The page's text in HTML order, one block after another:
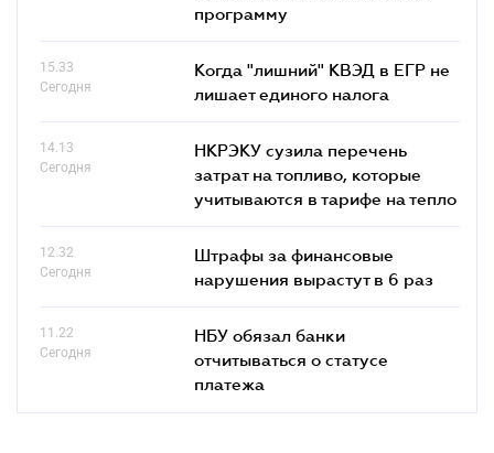
программу
15.33
Сегодня
Когда "лишний" КВЭД в ЕГР не
лишает единого налога
14.13
Сегодня
НКРЭКУ сузила перечень
затрат на топливо, которые
учитываются в тарифе на тепло
12.32
Сегодня
Штрафы за финансовые
нарушения вырастут в 6 раз
11.22
Сегодня
НБУ обязал банки
отчитываться о статусе
платежа